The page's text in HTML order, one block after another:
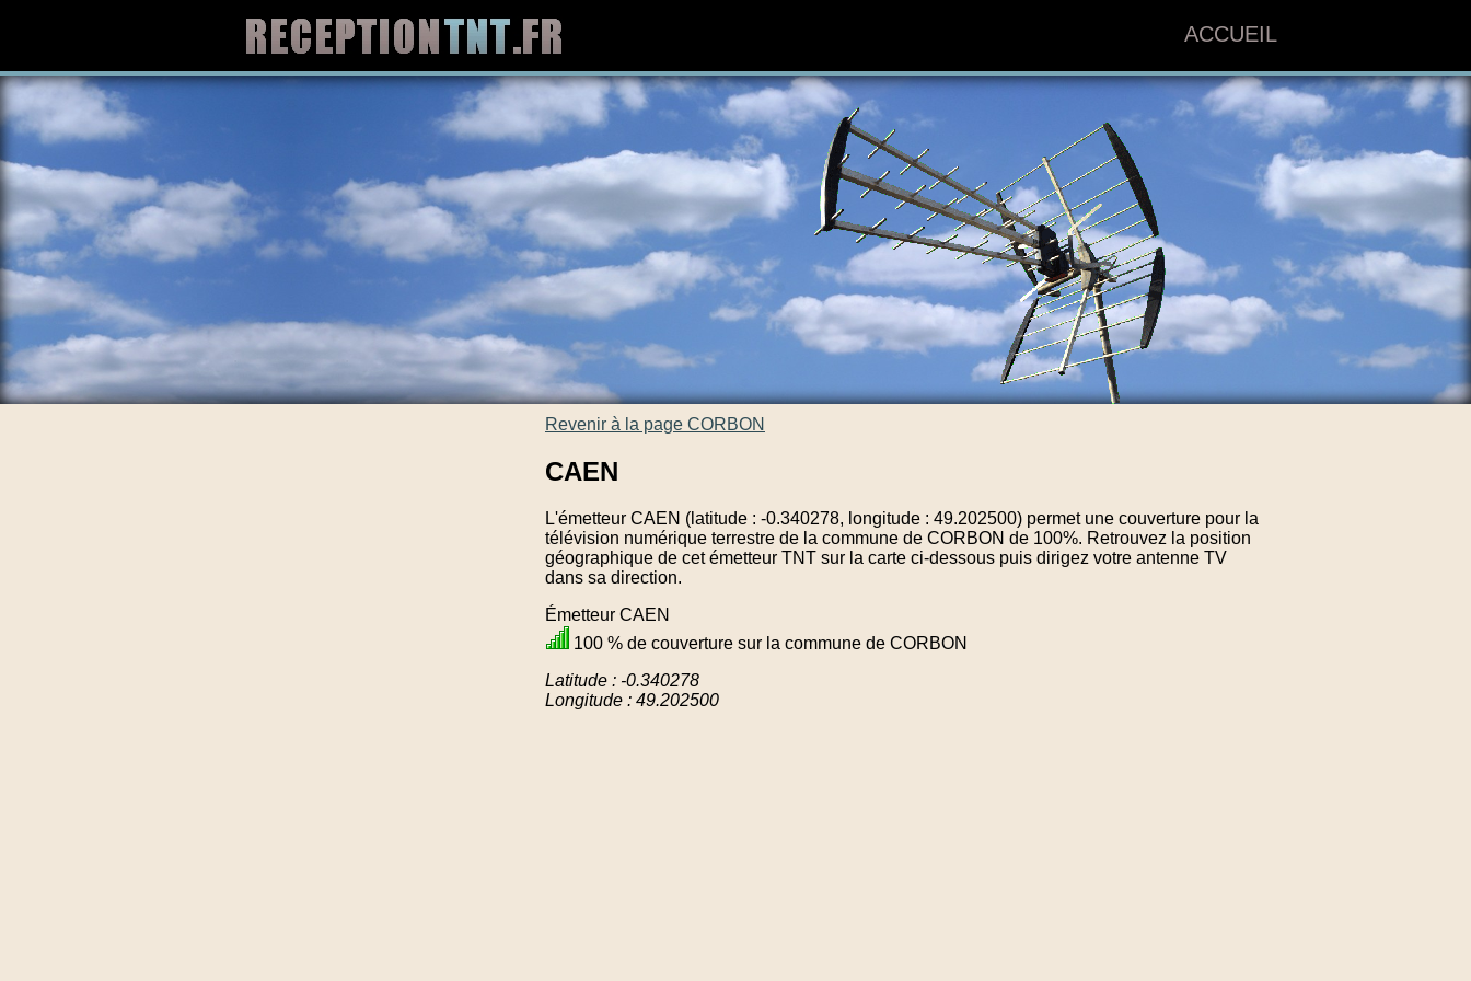
ACCUEIL
Revenir à la page CORBON
CAEN
L'émetteur CAEN (latitude : -0.340278, longitude : 49.202500) permet une couverture pour la
télévision numérique terrestre de la commune de CORBON de 100%. Retrouvez la position
géographique de cet émetteur TNT sur la carte ci-dessous puis dirigez votre antenne TV
dans sa direction.
Émetteur CAEN
100 % de couverture sur la commune de CORBON
Latitude : -0.340278
Longitude : 49.202500